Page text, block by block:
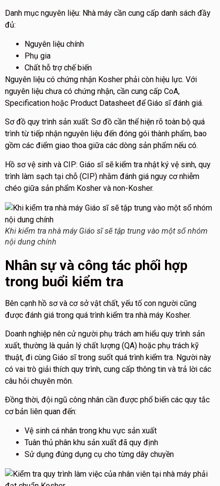
Danh mục nguyên liệu: Nhà máy cần cung cấp danh sách đầy
đủ:
Nguyên liệu chính
Phụ gia
Chất hỗ trợ chế biến
Nguyên liệu có chứng nhận Kosher phải còn hiệu lực. Với
nguyên liệu chưa có chứng nhận, cần cung cấp CoA,
Specification hoặc Product Datasheet để Giáo sĩ đánh giá.
Sơ đồ quy trình sản xuất: Sơ đồ cần thể hiện rõ toàn bộ quá
trình từ tiếp nhận nguyên liệu đến đóng gói thành phẩm, bao
gồm các điểm giao thoa giữa các dòng sản phẩm nếu có.
Hồ sơ vệ sinh và CIP: Giáo sĩ sẽ kiểm tra nhật ký vệ sinh, quy
trình làm sạch tại chỗ (CIP) nhằm đánh giá nguy cơ nhiễm
chéo giữa sản phẩm Kosher và non-Kosher.
Khi kiểm tra nhà máy Giáo sĩ sẽ tập trung vào một số nhóm
nội dung chính
Nhân sự và công tác phối hợp
trong buổi kiểm tra
Bên cạnh hồ sơ và cơ sở vật chất, yếu tố con người cũng
được đánh giá trong quá trình kiểm tra nhà máy Kosher.
Doanh nghiệp nên cử người phụ trách am hiểu quy trình sản
xuất, thường là quản lý chất lượng (QA) hoặc phụ trách kỹ
thuật, đi cùng Giáo sĩ trong suốt quá trình kiểm tra. Người này
có vai trò giải thích quy trình, cung cấp thông tin và trả lời các
câu hỏi chuyên môn.
Đồng thời, đội ngũ công nhân cần được phổ biến các quy tắc
cơ bản liên quan đến:
Vệ sinh cá nhân trong khu vực sản xuất
Tuân thủ phân khu sản xuất đã quy định
Sử dụng đúng dụng cụ cho từng dây chuyền